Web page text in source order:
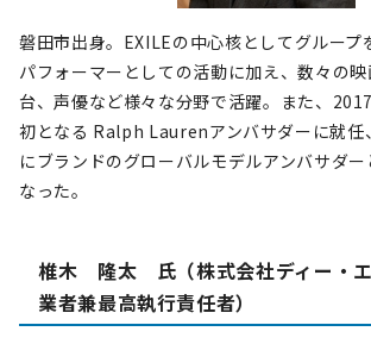
磐田市出身。EXILEの中心核としてグループ
パフォーマーとしての活動に加え、数々の
台、声優など様々な分野で活躍。また、
初となる Ralph Laurenアンバサダーに就任
にブランドのグローバルモデルアンバサダ
なった。
椎木 隆太 氏（株式会社ディー・
業者兼最高執行責任者）